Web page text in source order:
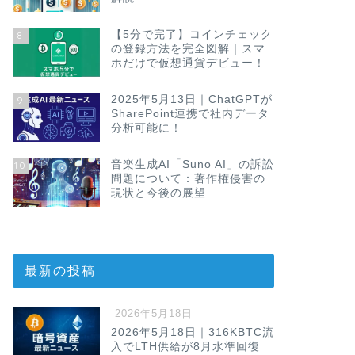
8
【5分で完了】コインチェック
の登録方法を完全図解｜スマ
ホだけで仮想通貨デビュー！
9
2025年5月13日｜ChatGPTが
SharePoint連携で社内データ
分析可能に！
10
音楽生成AI「Suno AI」の訴訟
問題について：著作権侵害の
現状と今後の展望
最新の投稿
2026年5月18日
2026年5月18日｜316KBTC流
入でLTH供給が8月水準回復